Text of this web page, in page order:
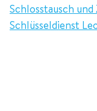
Schlosstausch
Schlüsseldienst